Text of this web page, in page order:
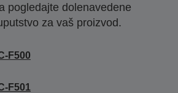
pogledajte dolenavedene
za vaš proizvod.
F500
F501